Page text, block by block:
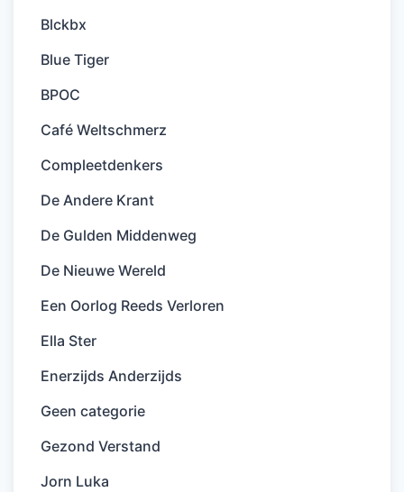
Blckbx
Blue Tiger
BPOC
Café Weltschmerz
Compleetdenkers
De Andere Krant
De Gulden Middenweg
De Nieuwe Wereld
Een Oorlog Reeds Verloren
Ella Ster
Enerzijds Anderzijds
Geen categorie
Gezond Verstand
Jorn Luka